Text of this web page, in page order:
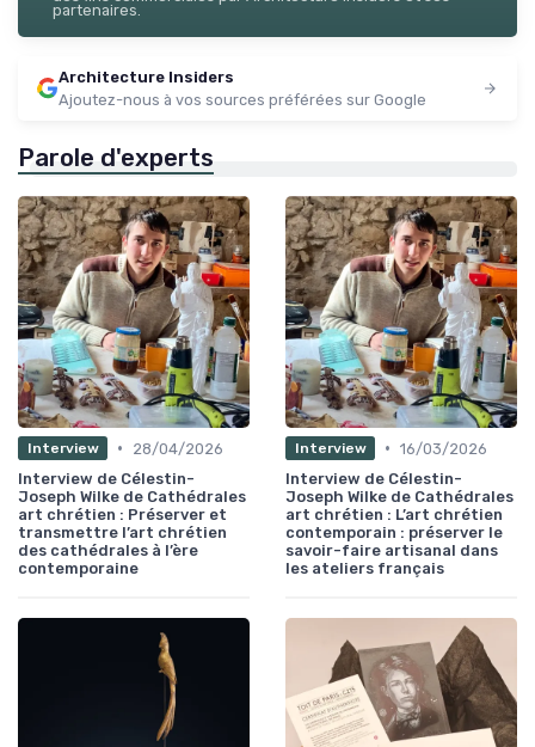
partenaires.
Architecture Insiders
Ajoutez-nous à vos sources préférées sur Google
Parole d'experts
Interview •
28/04/2026
Interview de Célestin-
Joseph Wilke de Cathédrales
art chrétien : Préserver et
transmettre l’art chrétien
des cathédrales à l’ère
contemporaine
Interview • 16/03/2026
Interview de Célestin-
Joseph Wilke de Cathédrales
art chrétien : L’art chrétien
contemporain : préserver le
savoir-faire artisanal dans
les ateliers français